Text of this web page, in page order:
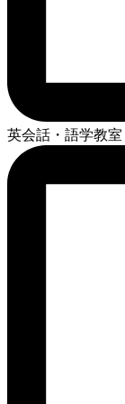
英会話・語学教室